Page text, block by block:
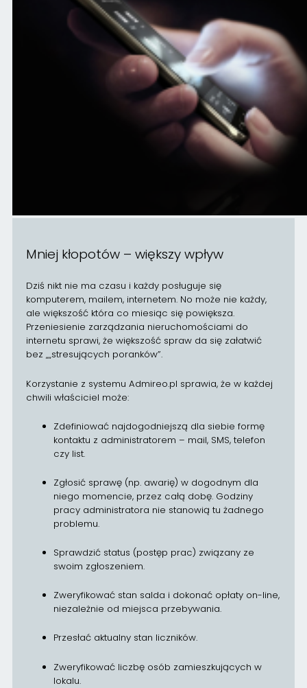
Mniej kłopotów – większy wpływ
Dziś nikt nie ma czasu i każdy posługuje się
komputerem, mailem, internetem. No może nie każdy,
ale większość która co miesiąc się powiększa.
Przeniesienie zarządzania nieruchomościami do
internetu sprawi, że większość spraw da się załatwić
bez „„stresujących poranków”.
Korzystanie z systemu Admireo.pl sprawia, że w każdej
chwili właściciel może:
Zdefiniować najdogodniejszą dla siebie formę
kontaktu z administratorem – mail, SMS, telefon
czy list.
Zgłosić sprawę (np. awarię) w dogodnym dla
niego momencie, przez całą dobę. Godziny
pracy administratora nie stanowią tu żadnego
problemu.
Sprawdzić status (postęp prac) związany ze
swoim zgłoszeniem.
Zweryfikować stan salda i dokonać opłaty on-line,
niezależnie od miejsca przebywania.
Przesłać aktualny stan liczników.
Zweryfikować liczbę osób zamieszkujących w
lokalu.